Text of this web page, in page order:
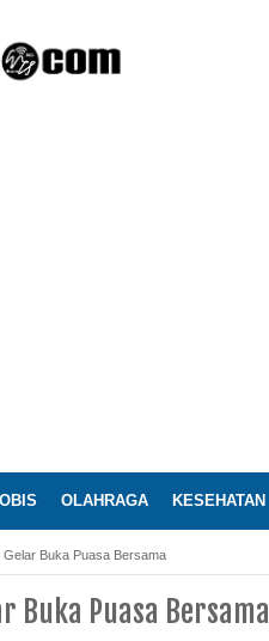
OLAHRAGA KESEHATAN
Gelar Buka Puasa Bersama
Buka Puasa Bersama